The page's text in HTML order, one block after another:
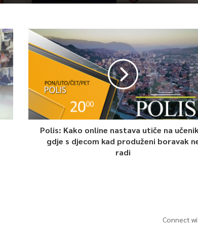
Polis: Kako online nastava utiče na
gdje s djecom kad produženi boravak
radi
Connect